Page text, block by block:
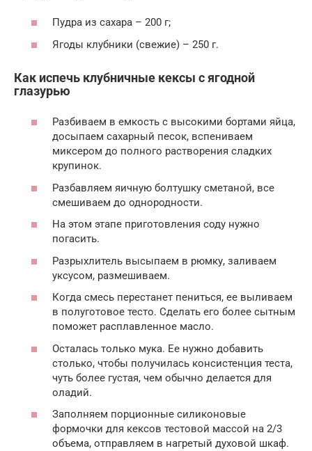
Пудра из сахара – 200 г;
Ягоды клубники (свежие) – 250 г.
Как испечь клубничные кексы с ягодной
глазурью
Разбиваем в емкость с высокими бортами яйца,
досыпаем сахарный песок, вспениваем
миксером до полного растворения сладких
крупинок.
Разбавляем яичную болтушку сметаной, все
смешиваем до однородности.
На этом этапе приготовления соду нужно
погасить.
Разрыхлитель высыпаем в рюмку, заливаем
уксусом, размешиваем.
Когда смесь перестанет пениться, ее выливаем
в полуготовое тесто. Сделать его более сытным
поможет расплавленное масло.
Осталась только мука. Ее нужно добавить
столько, чтобы получилась консистенция теста,
чуть более густая, чем обычно делается для
оладий.
Заполняем порционные силиконовые
формочки для кексов тестовой массой на 2/3
объема, отправляем в нагретый духовой шкаф.